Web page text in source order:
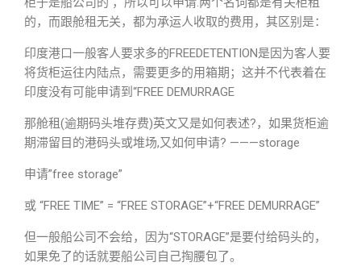
的，而跟舱租无关，都为承运人收取的费用，其区别是：
印度港口一般客人要求多的FREEDETENTION是因为客人要
将货柜运往内陆点，需要更多的用箱期；这并不代表着在
印度没有可能申请到“FREE DEMURRAGE
那舱租(逾期码头堆存费)英文又是如何表述?，如果货柜逾
期滞留目的港码头或堆场,又如何申请? ———storage
申请”free storage”
或 “FREE TIME” = “FREE STORAGE”+“FREE DEMURRAGE”
但一般船公司不会给，因为“STORAGE”是要付给码头的，
如果免了的话就要船公司自己掏腰包了。